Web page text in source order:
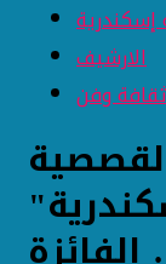
إسكندرية
الارشيف
ثقافة وفن